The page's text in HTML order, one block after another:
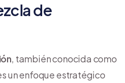
de
, también conocida como
un enfoque estratégico